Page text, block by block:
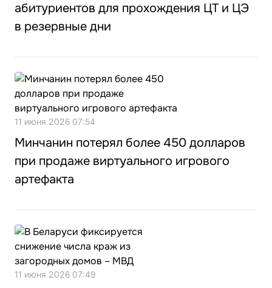
абитуриентов для прохождения ЦТ и ЦЭ
в резервные дни
11 июня 2026 07:54
Минчанин потерял более 450 долларов
при продаже виртуального игрового
артефакта
11 июня 2026 07:49